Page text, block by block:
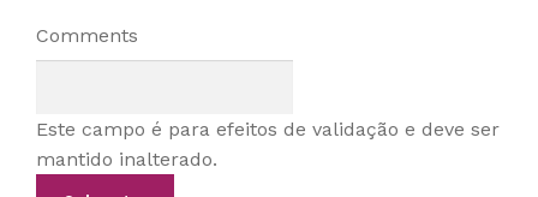
Comments
Este campo é para efeitos de validação e deve ser
mantido inalterado.